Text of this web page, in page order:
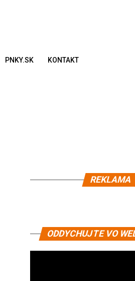
PNKY.SK KONTAKT
REKLAMA
ODDYCHUJTE VO